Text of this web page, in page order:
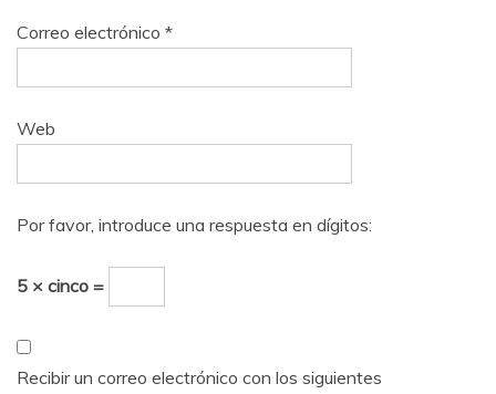
Correo electrónico *
Web
Por favor, introduce una respuesta en dígitos:
5 × cinco =
Recibir un correo electrónico con los siguientes